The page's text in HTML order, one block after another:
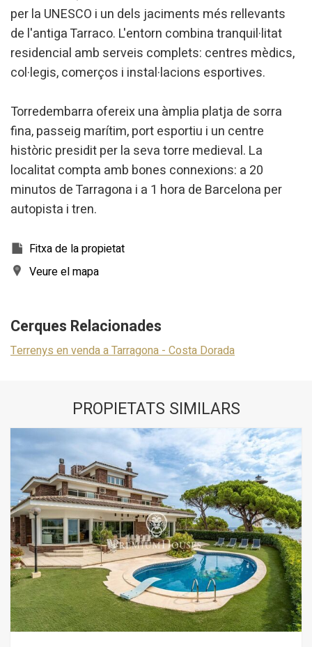
per la UNESCO i un dels jaciments més rellevants
de l'antiga Tarraco. L'entorn combina tranquil·litat
residencial amb serveis complets: centres mèdics,
col·legis, comerços i instal·lacions esportives.
Torredembarra ofereix una àmplia platja de sorra
fina, passeig marítim, port esportiu i un centre
històric presidit per la seva torre medieval. La
localitat compta amb bones connexions: a 20
minutos de Tarragona i a 1 hora de Barcelona per
autopista i tren.
Fitxa de la propietat
Veure el mapa
Cerques Relacionades
Terrenys en venda a Tarragona - Costa Dorada
PROPIETATS SIMILARS